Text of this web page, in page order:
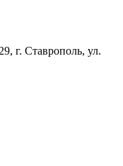
г. Ставрополь, ул.